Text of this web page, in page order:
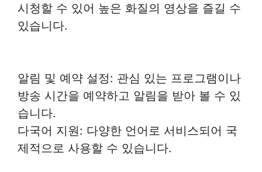
시청할 수 있어 높은 화질의 영상을 즐길 수
있습니다.
알림 및 예약 설정: 관심 있는 프로그램이나
방송 시간을 예약하고 알림을 받아 볼 수 있
습니다.
다국어 지원: 다양한 언어로 서비스되어 국
제적으로 사용할 수 있습니다.